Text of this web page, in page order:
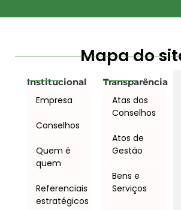
Mapa do
Institucional
Empresa
Conselhos
Quem é
quem
Referenciais
estratégicos
Transparência
Atas dos
Conselhos
Atos de
Gestão
Bens e
Serviços